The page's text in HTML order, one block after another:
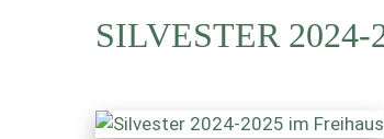
SILVESTER